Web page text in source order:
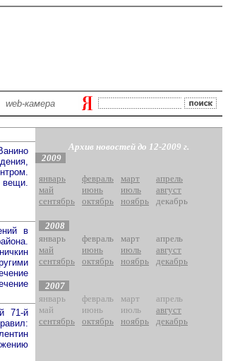
web-камера
Архив новостей до 12-2009 г.
2009
январь
февраль март
апрель
май
июнь июль
август
сентябрь
октябрь ноябрь декабрь
2008
январь
февраль март
апрель
май
июнь июль
август
сентябрь
октябрь ноябрь декабрь
2007
январь
февраль март
апрель
май
июнь июль
август
сентябрь
октябрь ноябрь декабрь
вещи.
в
71-й